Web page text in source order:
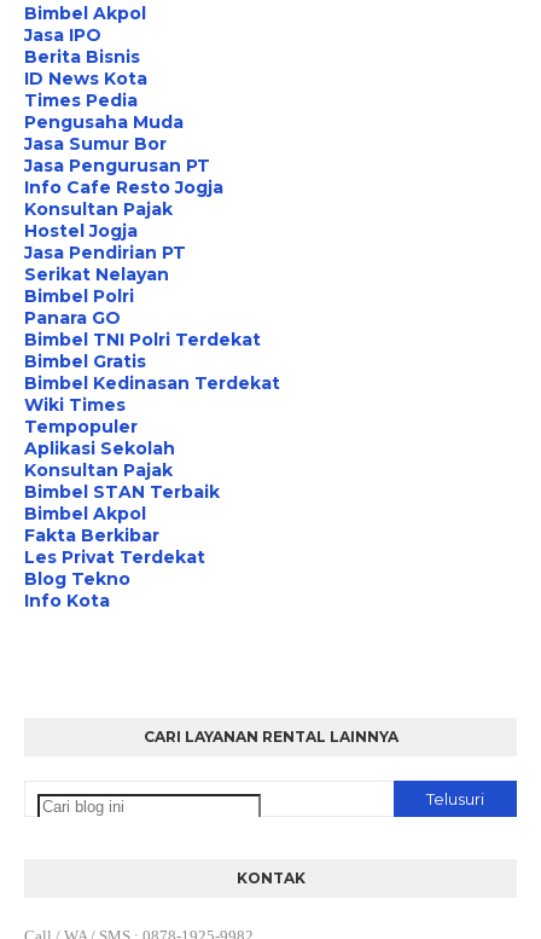
Bimbel Akpol
Jasa IPO
Berita Bisnis
ID News Kota
Times Pedia
Pengusaha Muda
Jasa Sumur Bor
Jasa Pengurusan PT
Info Cafe Resto Jogja
Konsultan Pajak
Hostel Jogja
Jasa Pendirian PT
Serikat Nelayan
Bimbel Polri
Panara GO
Bimbel TNI Polri Terdekat
Bimbel Gratis
Bimbel Kedinasan Terdekat
Wiki Times
Tempopuler
Aplikasi Sekolah
Konsultan Pajak
Bimbel STAN Terbaik
Bimbel Akpol
Fakta Berkibar
Les Privat Terdekat
Blog Tekno
Info Kota
CARI LAYANAN RENTAL LAINNYA
KONTAK